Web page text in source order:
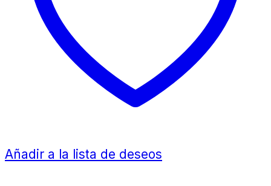
Añadir a la lista de deseos